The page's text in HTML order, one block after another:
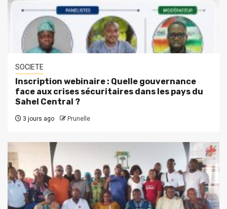
SOCIETE
Inscription webinaire : Quelle gouvernance
face aux crises sécuritaires dans les pays du
Sahel Central ?
3 jours ago Prunelle